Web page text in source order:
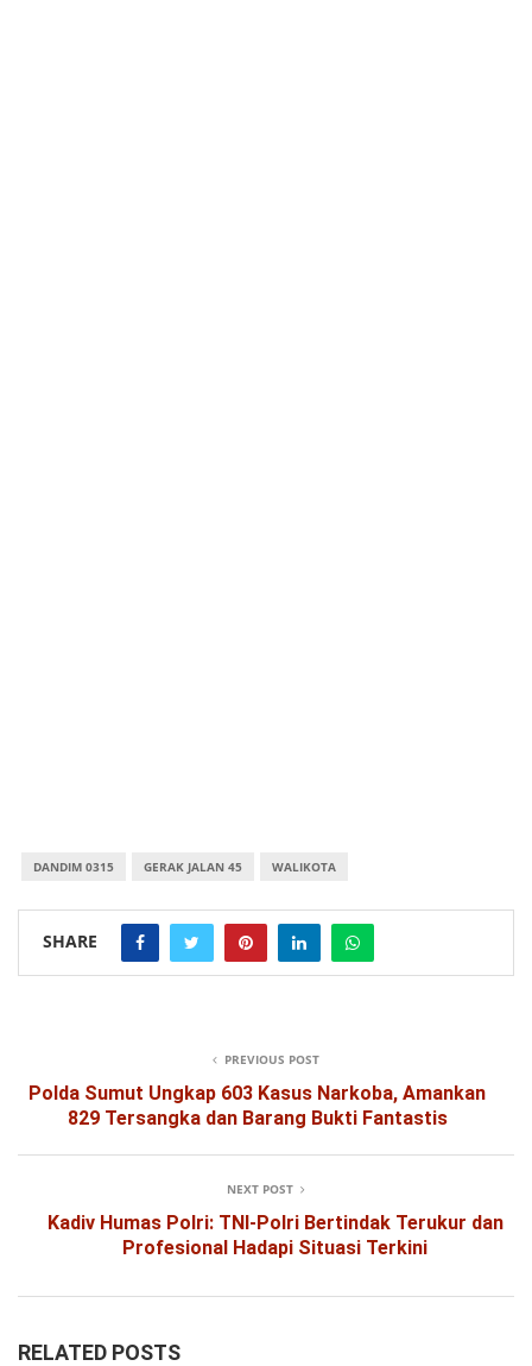
DANDIM 0315 GERAK JALAN 45 WALIKOTA
SHARE
PREVIOUS POST
Polda Sumut Ungkap 603 Kasus Narkoba, Amankan
829 Tersangka dan Barang Bukti Fantastis
NEXT POST
Kadiv Humas Polri: TNI-Polri Bertindak Terukur dan
Profesional Hadapi Situasi Terkini
RELATED POSTS